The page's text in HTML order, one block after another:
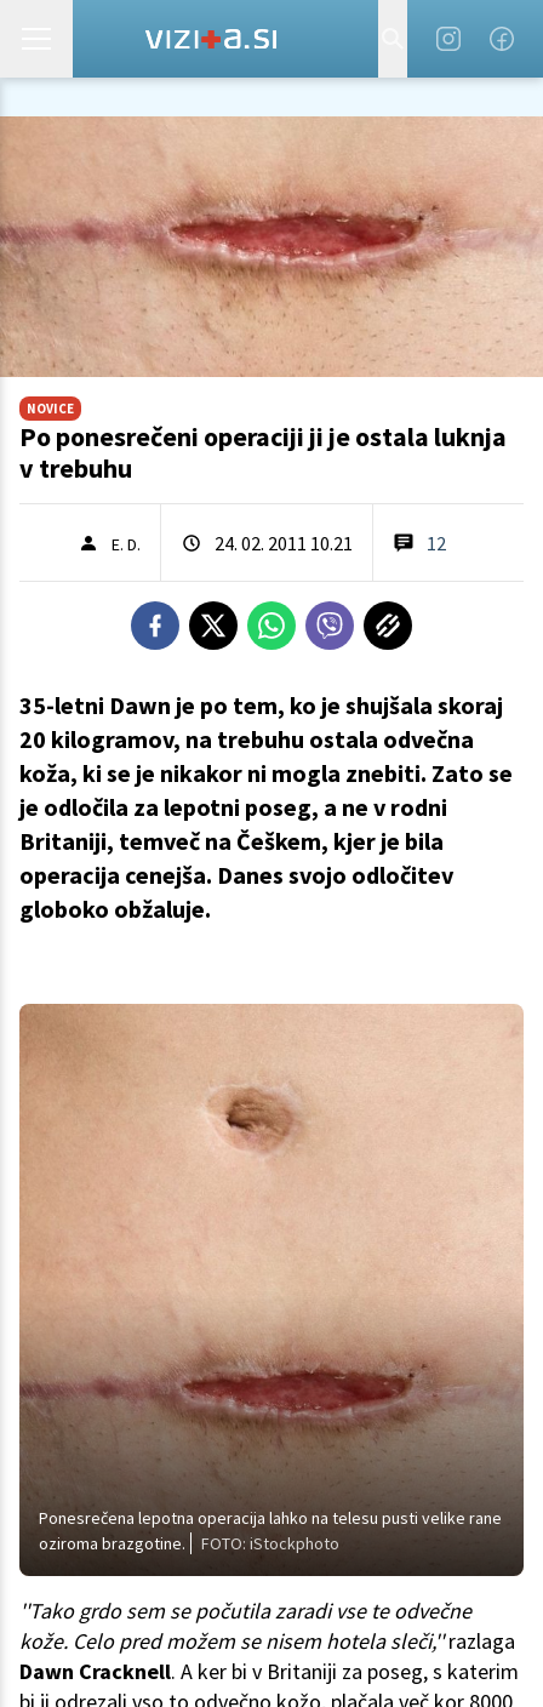
NOVICE
Po ponesrečeni operaciji ji je ostala luknja
v trebuhu
E. D. 24. 02. 2011 10.21 12
35-letni Dawn je po tem, ko je shujšala skoraj
20 kilogramov, na trebuhu ostala odvečna
koža, ki se je nikakor ni mogla znebiti. Zato se
je odločila za lepotni poseg, a ne v rodni
Britaniji, temveč na Češkem, kjer je bila
operacija cenejša. Danes svojo odločitev
globoko obžaluje.
Ponesrečena lepotna operacija lahko na telesu pusti velike rane
oziroma brazgotine.
FOTO: iStockphoto
''Tako grdo sem se počutila zaradi vse te odvečne
kože. Celo pred možem se nisem hotela sleči,''razlaga
Dawn Cracknell. A ker bi v Britaniji za poseg, s katerim